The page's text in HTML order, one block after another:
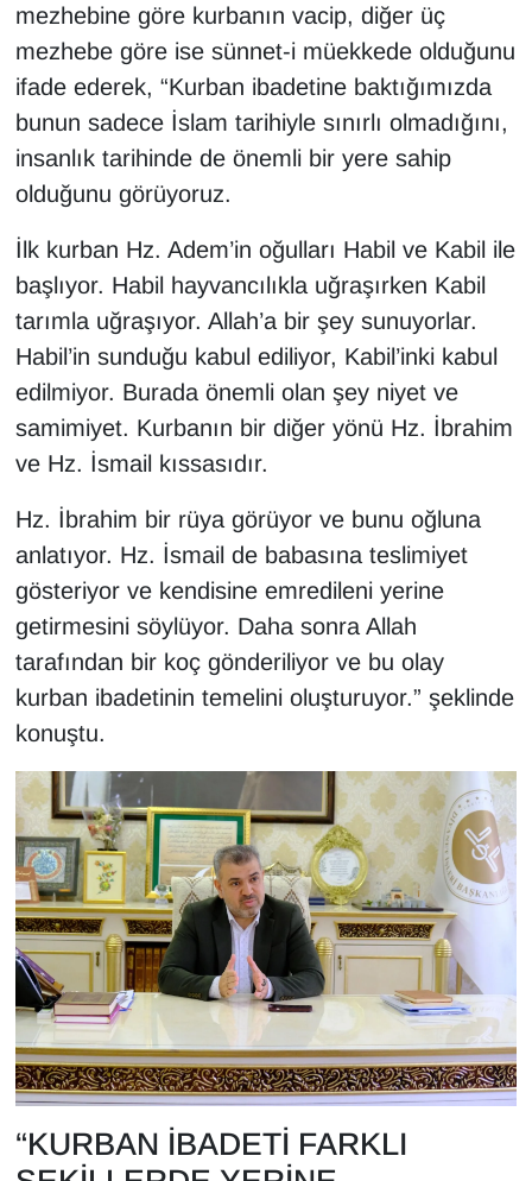
mezhebine göre kurbanın vacip, diğer üç
mezhebe göre ise sünnet-i müekkede olduğunu
ifade ederek, “Kurban ibadetine baktığımızda
bunun sadece İslam tarihiyle sınırlı olmadığını,
insanlık tarihinde de önemli bir yere sahip
olduğunu görüyoruz.
İlk kurban Hz. Adem’in oğulları Habil ve Kabil ile
başlıyor. Habil hayvancılıkla uğraşırken Kabil
tarımla uğraşıyor. Allah’a bir şey sunuyorlar.
Habil’in sunduğu kabul ediliyor, Kabil’inki kabul
edilmiyor. Burada önemli olan şey niyet ve
samimiyet. Kurbanın bir diğer yönü Hz. İbrahim
ve Hz. İsmail kıssasıdır.
Hz. İbrahim bir rüya görüyor ve bunu oğluna
anlatıyor. Hz. İsmail de babasına teslimiyet
gösteriyor ve kendisine emredileni yerine
getirmesini söylüyor. Daha sonra Allah
tarafından bir koç gönderiliyor ve bu olay
kurban ibadetinin temelini oluşturuyor.” şeklinde
konuştu.
“KURBAN İBADETİ FARKLI
Vasıta
YAŞAM
YEREL